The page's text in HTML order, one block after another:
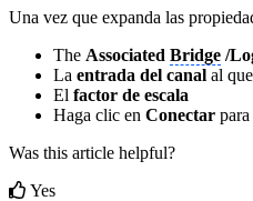
Una vez que expanda las
The Associated Bridge /
La entrada del canal al
El factor de escala
Haga clic en Conectar
Was this article helpful?
Yes